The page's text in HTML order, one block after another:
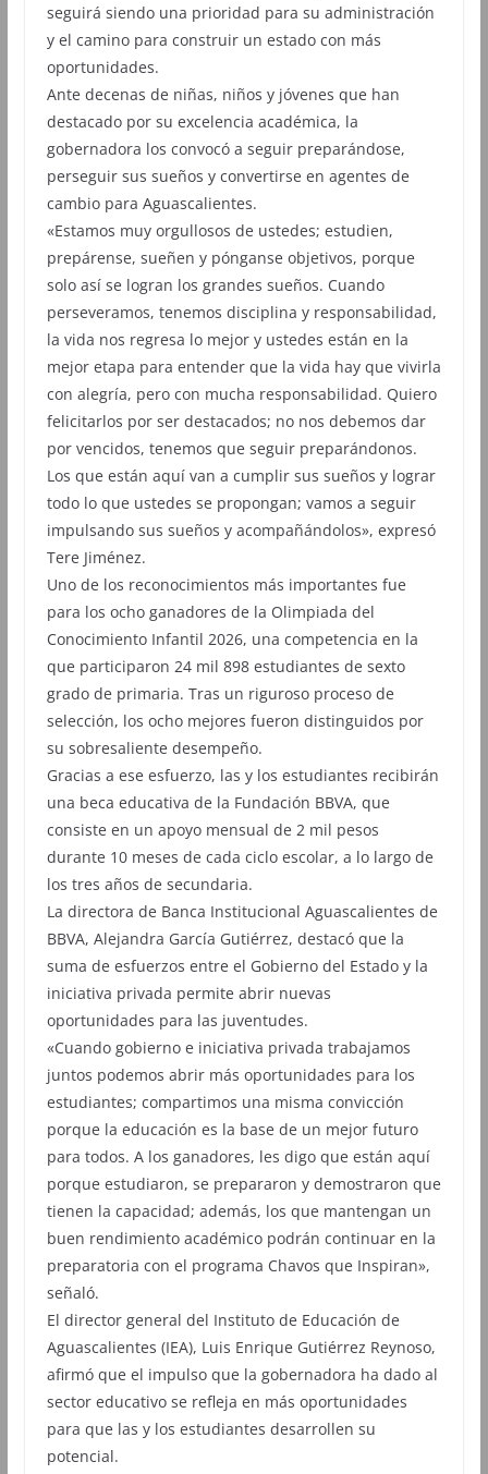
seguirá siendo una prioridad para su administración
y el camino para construir un estado con más
oportunidades.
Ante decenas de niñas, niños y jóvenes que han
destacado por su excelencia académica, la
gobernadora los convocó a seguir preparándose,
perseguir sus sueños y convertirse en agentes de
cambio para Aguascalientes.
«Estamos muy orgullosos de ustedes; estudien,
prepárense, sueñen y pónganse objetivos, porque
solo así se logran los grandes sueños. Cuando
perseveramos, tenemos disciplina y responsabilidad,
la vida nos regresa lo mejor y ustedes están en la
mejor etapa para entender que la vida hay que vivirla
con alegría, pero con mucha responsabilidad. Quiero
felicitarlos por ser destacados; no nos debemos dar
por vencidos, tenemos que seguir preparándonos.
Los que están aquí van a cumplir sus sueños y lograr
todo lo que ustedes se propongan; vamos a seguir
impulsando sus sueños y acompañándolos», expresó
Tere Jiménez.
Uno de los reconocimientos más importantes fue
para los ocho ganadores de la Olimpiada del
Conocimiento Infantil 2026, una competencia en la
que participaron 24 mil 898 estudiantes de sexto
grado de primaria. Tras un riguroso proceso de
selección, los ocho mejores fueron distinguidos por
su sobresaliente desempeño.
Gracias a ese esfuerzo, las y los estudiantes recibirán
una beca educativa de la Fundación BBVA, que
consiste en un apoyo mensual de 2 mil pesos
durante 10 meses de cada ciclo escolar, a lo largo de
los tres años de secundaria.
La directora de Banca Institucional Aguascalientes de
BBVA, Alejandra García Gutiérrez, destacó que la
suma de esfuerzos entre el Gobierno del Estado y la
iniciativa privada permite abrir nuevas
oportunidades para las juventudes.
«Cuando gobierno e iniciativa privada trabajamos
juntos podemos abrir más oportunidades para los
estudiantes; compartimos una misma convicción
porque la educación es la base de un mejor futuro
para todos. A los ganadores, les digo que están aquí
porque estudiaron, se prepararon y demostraron que
tienen la capacidad; además, los que mantengan un
buen rendimiento académico podrán continuar en la
preparatoria con el programa Chavos que Inspiran»,
señaló.
El director general del Instituto de Educación de
Aguascalientes (IEA), Luis Enrique Gutiérrez Reynoso,
afirmó que el impulso que la gobernadora ha dado al
sector educativo se refleja en más oportunidades
para que las y los estudiantes desarrollen su
potencial.